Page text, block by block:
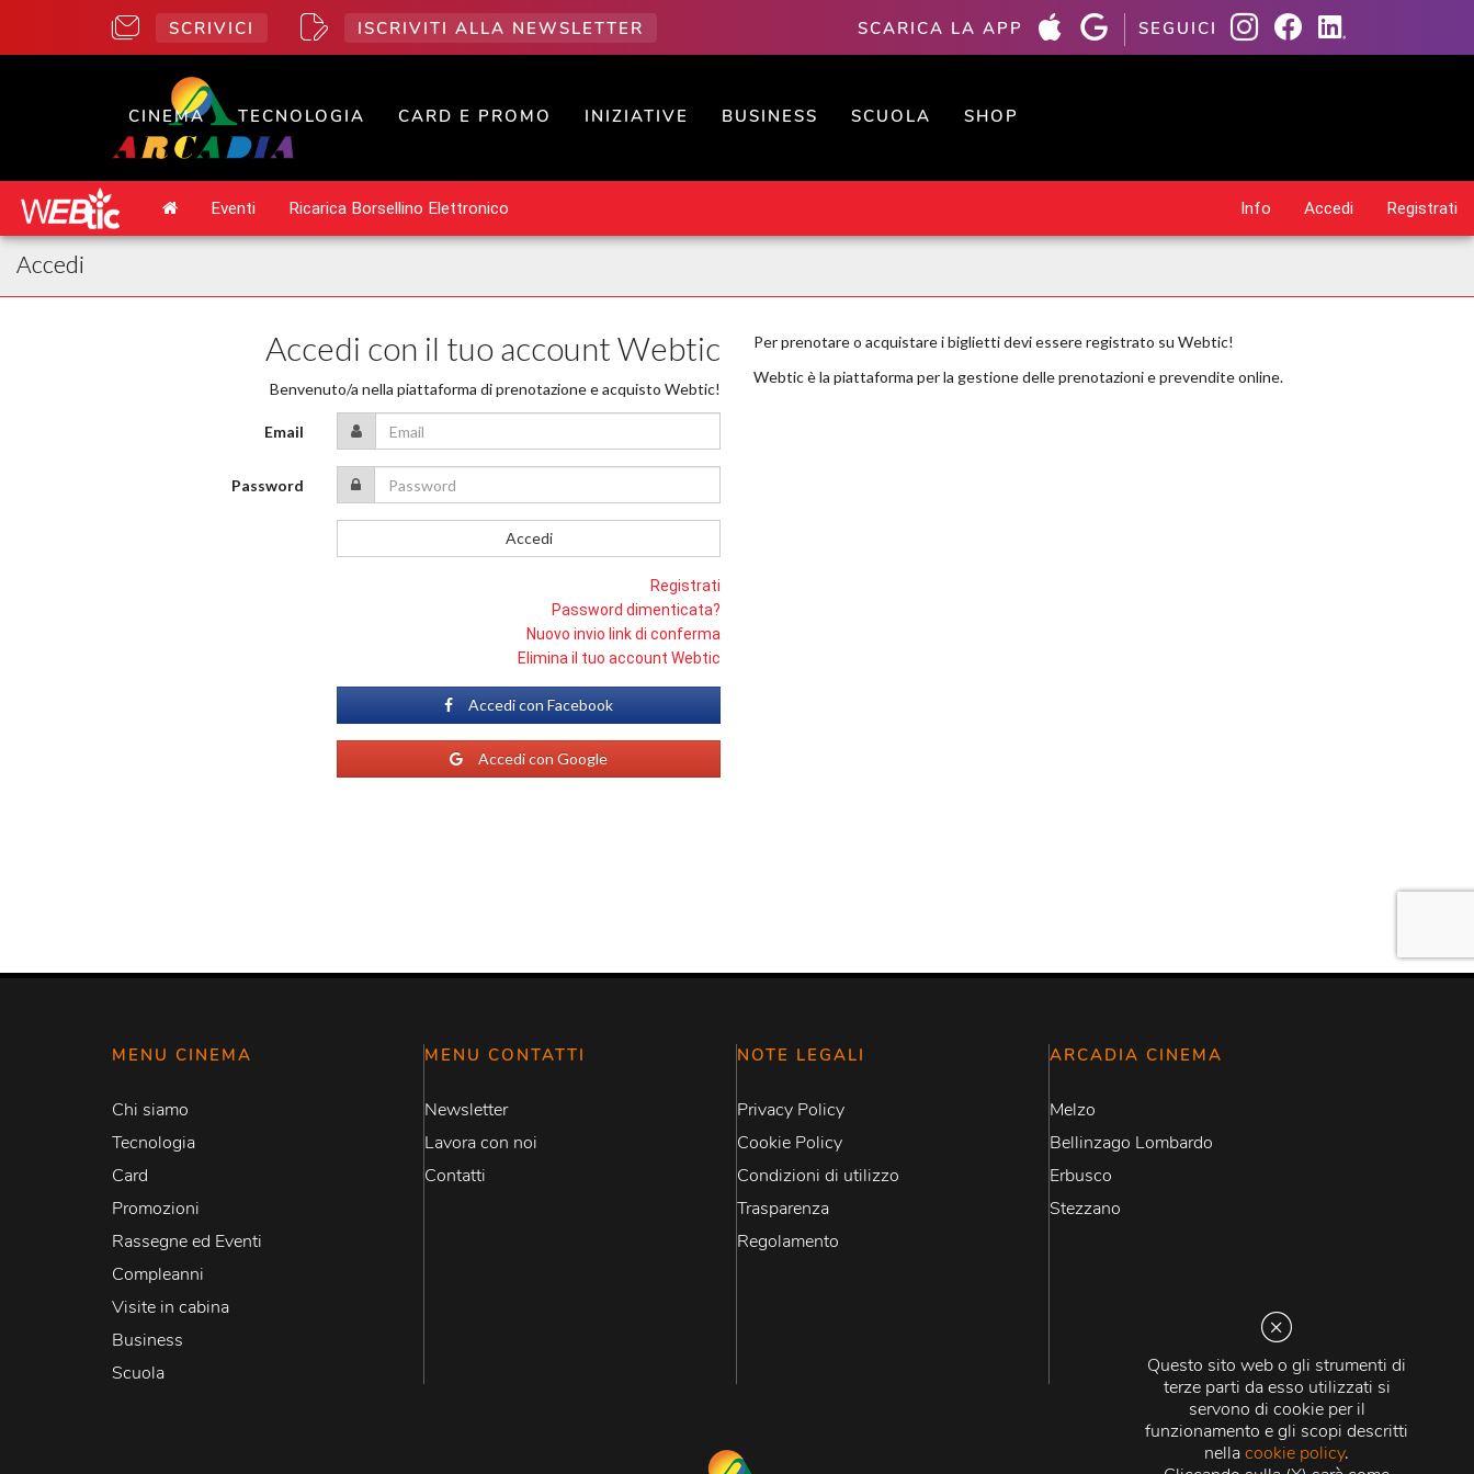
Questo sito web o gli strumenti di
terze parti da esso utilizzati si
servono di cookie per il
funzionamento e gli scopi descritti
nellacookie policy.
SCRIVICI ISCRIVITI ALLA NEWSLETTER SCARICA LA APP SEGUICI
CINEMA TECNOLOGIA CARD E PROMO INIZIATIVE BUSINESS SCUOLA SHOP
MENU CINEMA
Chi siamo
Tecnologia
Card
Promozioni
Rassegne ed Eventi
Compleanni
Visite in cabina
Business
Scuola
MENU CONTATTI
Newsletter
Lavora con noi
Contatti
NOTE LEGALI
Privacy Policy
Cookie Policy
Condizioni di utilizzo
Trasparenza
Regolamento
ARCADIA CINEMA
Melzo
Bellinzago Lombardo
Erbusco
Stezzano